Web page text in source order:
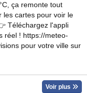
ça remonte tout
les cartes pour voir le
Téléchargez l'appli
réel ! https://meteo-
pour votre ville sur
Voir plus